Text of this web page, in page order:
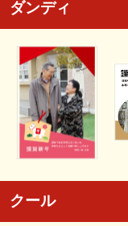
ダンディ
クール